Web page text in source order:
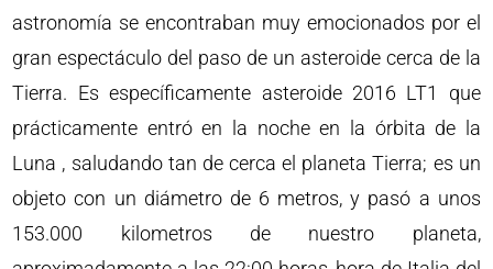
astronomía se encontraban muy emocionados por el
gran espectáculo del paso de un asteroide cerca de la
Tierra. Es específicamente asteroide 2016 LT1 que
prácticamente entró en la noche en la órbita de la
Luna , saludando tan de cerca el planeta Tierra; es un
objeto con un diámetro de 6 metros, y pasó a unos
153.000 kilometros de nuestro planeta,